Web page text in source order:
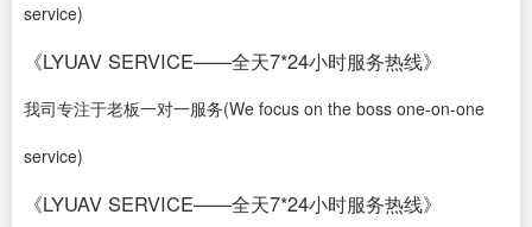
service)
《LYUAV SERVICE——全天7*24小时服务热线》
我司专注于老板一对一服务(We focus on the boss one-on-one
service)
《LYUAV SERVICE——全天7*24小时服务热线》